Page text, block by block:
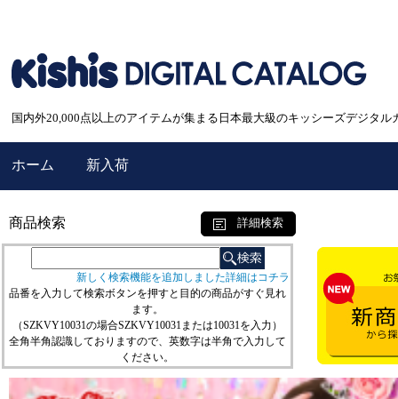
国内外20,000点以上のアイテムが集まる日本最大級のキッシーズデジタル
ホーム 新入荷
商品検索 詳細検索
新しく検索機能を追加しました詳細はコチラ
品番を入力して検索ボタンを押すと目的の商品がすぐ見れ
ます。
（SZKVY10031の場合SZKVY10031または10031を入力）
全角半角認識しておりますので、英数字は半角で入力して
ください。